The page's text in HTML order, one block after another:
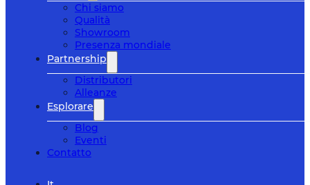
Chi siamo
Qualità
Showroom
Presenza mondiale
Partnership
Distributori
Alleanze
Esplorare
Blog
Eventi
Contatto